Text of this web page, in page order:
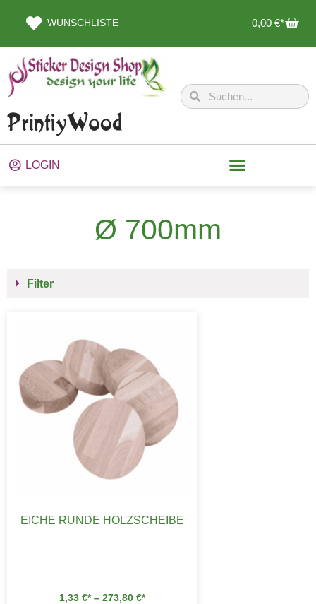
WUNSCHLISTE 0,00 €
LOGIN
Ø 700mm
Filter
EICHE RUNDE HOLZSCHEIBE
1,33 € – 273,80 €